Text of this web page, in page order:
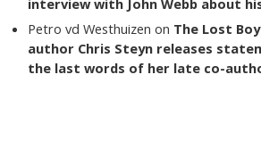
Petro vd Westhuizen on The Lost
author Chris Steyn releases
the last words of her late co-